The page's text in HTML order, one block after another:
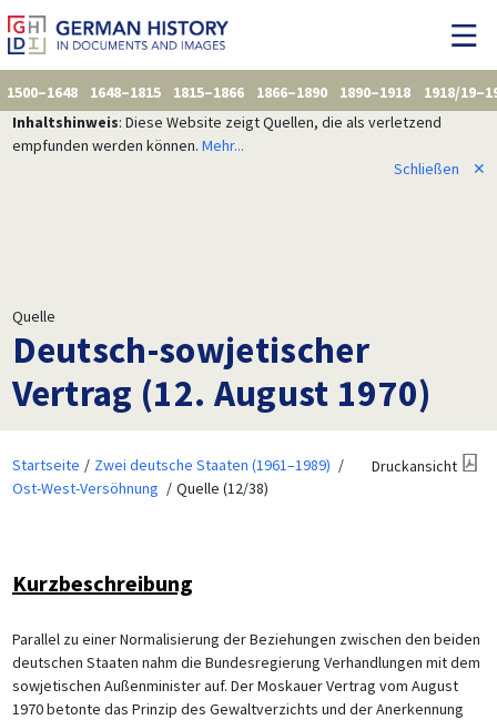
1500–1648 1648–1815 1815–1866 1866–1890 1890–1918
1918/
Inhaltshinweis: Diese Website zeigt Quellen, die als verletzend
empfunden werden können. Mehr...
Schließen
✕
Quelle
Deutsch-sowjetischer
Vertrag (12. August 1970)
Startseite
Zwei deutsche Staaten (1961–1989)
Ost-West-Versöhnung
Quelle (12/38)
Druckansicht
Kurzbeschreibung
Parallel zu einer Normalisierung der Beziehungen zwischen den beiden
deutschen Staaten nahm die Bundesregierung Verhandlungen mit dem
sowjetischen Außenminister auf. Der Moskauer Vertrag vom August
1970 betonte das Prinzip des Gewaltverzichts und der Anerkennung